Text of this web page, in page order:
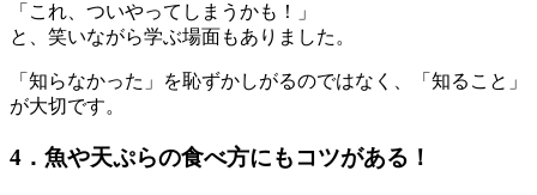
「これ、ついやってしまうかも！」
と、笑いながら学ぶ場面もありました。
「知らなかった」を恥ずかしがるのではなく、「知ること」
が大切です。
4．魚や天ぷらの食べ方にもコツがある！